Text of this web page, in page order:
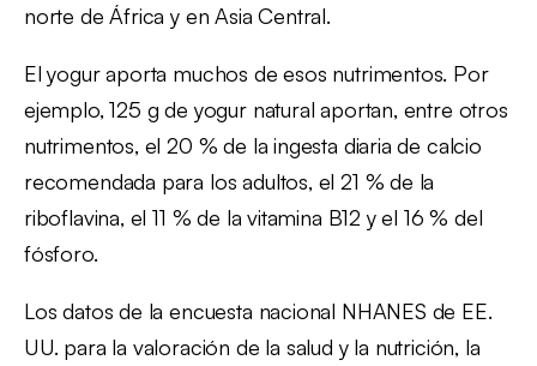
norte de África y en Asia Central.
El yogur aporta muchos de esos nutrimentos. Por
ejemplo, 125 g de yogur natural aportan, entre otros
nutrimentos, el 20 % de la ingesta diaria de calcio
recomendada para los adultos, el 21 % de la
riboflavina, el 11 % de la vitamina B12 y el 16 % del
fósforo.
Los datos de la encuesta nacional NHANES de EE.
UU. para la valoración de la salud y la nutrición, la